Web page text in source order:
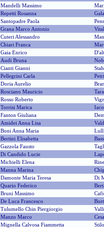
Mandelli Massimo
Repetti Rosanna
Santopadre Paola
Grana Marco Antonio
Cuteri Alessandro
Chiari Franca
Gaia Enrico
Audi Bruna
Cianti Gianni
Pellegrini Carla
Doria Aurelio
Rosciano Mauricio
Rosso Roberto
Torrisi Marica
Fanton Giuliana
Amidei Anna Lisa
Boni Anna Maria
Bertini Elisabetta
Gazzola Fausto
Di Candido Lucie
Michielli Elena
Manna Marina
Damonte Maria Teresa
Di
Quario Federico
Bruni Massimo
De Luca Francesco
Tulumello Chin Piergiorgio
Manzo Marco
Mignella Calvosa Fiammetta